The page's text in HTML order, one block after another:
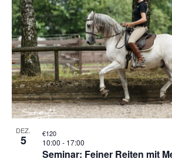
DEZ.
5
Seminar: Feiner Reiten mit
10:00 - 17:00
€120